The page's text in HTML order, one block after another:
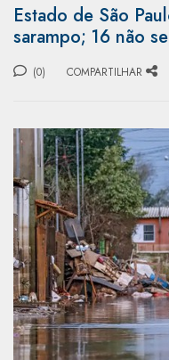
Estado de São
sarampo; 16 não
(0) COMPARTILHAR